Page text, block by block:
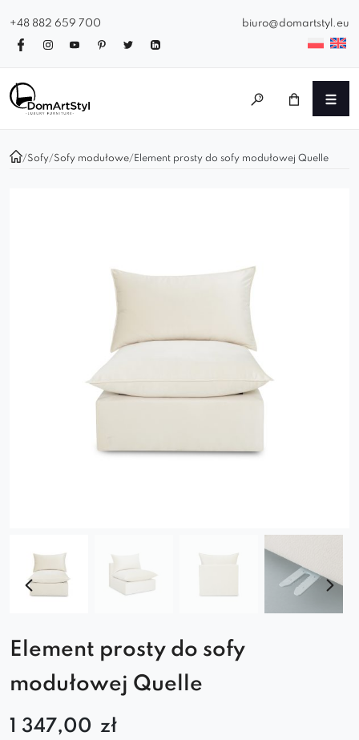
+48 882 659 700 biuro@domartstyl.eu
/Sofy/Sofy modułowe/ Element prosty do sofy modułowej Quelle
Element prosty do sofy
modułowej Quelle
1 347,00 zł